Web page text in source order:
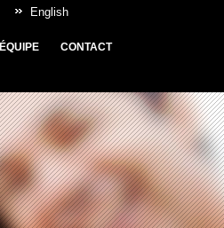
English
ÉQUIPE CONTACT